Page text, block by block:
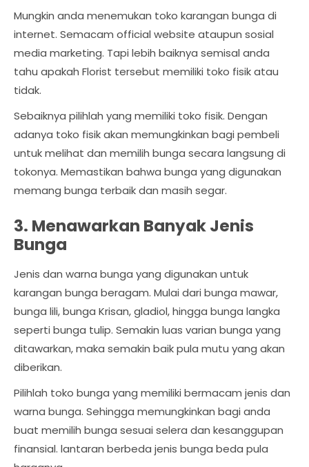
Mungkin anda menemukan toko karangan bunga di
internet. Semacam official website ataupun sosial
media marketing. Tapi lebih baiknya semisal anda
tahu apakah Florist tersebut memiliki toko fisik atau
tidak.
Sebaiknya pilihlah yang memiliki toko fisik. Dengan
adanya toko fisik akan memungkinkan bagi pembeli
untuk melihat dan memilih bunga secara langsung di
tokonya. Memastikan bahwa bunga yang digunakan
memang bunga terbaik dan masih segar.
3. Menawarkan Banyak Jenis
Bunga
Jenis dan warna bunga yang digunakan untuk
karangan bunga beragam. Mulai dari bunga mawar,
bunga lili, bunga Krisan, gladiol, hingga bunga langka
seperti bunga tulip. Semakin luas varian bunga yang
ditawarkan, maka semakin baik pula mutu yang akan
diberikan.
Pilihlah toko bunga yang memiliki bermacam jenis dan
warna bunga. Sehingga memungkinkan bagi anda
buat memilih bunga sesuai selera dan kesanggupan
finansial. lantaran berbeda jenis bunga beda pula